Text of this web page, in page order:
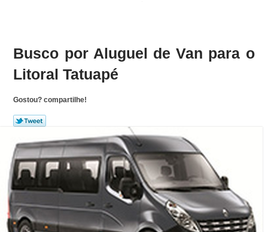
Busco por Aluguel de Van para o
Litoral Tatuapé
Gostou? compartilhe!